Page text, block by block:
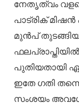
നേതൃത്വം
പാട്രിക്
മുൻപ്
പുതിയതായി
ഇതേ ഗതി
സംശയം